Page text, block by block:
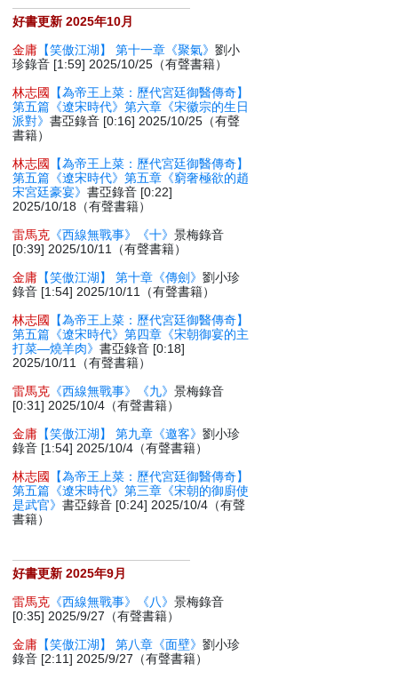
好書更新 2025年10月
金庸 【笑傲江湖】 第十一章《聚氣》劉小
珍錄音 [1:59] 2025/10/25（有聲書籍）
林志國
【為帝王上菜：歷代宮廷御醫傳奇】
第五篇《遼宋時代》第六章《宋徽宗的生日
派對》書亞錄音 [0:16] 2025/10/25（有聲
書籍）
林志國
【為帝王上菜：歷代宮廷御醫傳奇】
第五篇《遼宋時代》第五章《窮奢極欲的趙
宋宮廷豪宴》書亞錄音 [0:22]
2025/10/18（有聲書籍）
雷馬克 《西線無戰事》《十》景梅錄音
[0:39] 2025/10/11（有聲書籍）
金庸 【笑傲江湖】 第十章《傳劍》劉小珍
錄音 [1:54] 2025/10/11（有聲書籍）
林志國
【為帝王上菜：歷代宮廷御醫傳奇】
第五篇《遼宋時代》第四章《宋朝御宴的主
打菜—燒羊肉》書亞錄音 [0:18]
2025/10/11（有聲書籍）
雷馬克 《西線無戰事》《九》景梅錄音
[0:31] 2025/10/4（有聲書籍）
金庸 【笑傲江湖】 第九章《邀客》劉小珍
錄音 [1:54] 2025/10/4（有聲書籍）
林志國
【為帝王上菜：歷代宮廷御醫傳奇】
第五篇《遼宋時代》第三章《宋朝的御廚使
是武官》書亞錄音 [0:24] 2025/10/4（有聲
書籍）
好書更新 2025年9月
雷馬克 《西線無戰事》《八》景梅錄音
[0:35] 2025/9/27（有聲書籍）
金庸 【笑傲江湖】 第八章《面壁》劉小珍
錄音 [2:11] 2025/9/27（有聲書籍）